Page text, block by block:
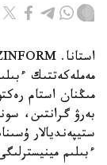
مىڭنان استام
بەرۋ گرانتىن،
ستيپەنديالار
ءبىلىم